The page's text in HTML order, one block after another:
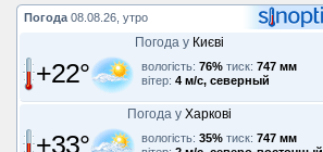
Погода 08.08.26, утро
Погода у Києві
+22° вологість: 76% тиск: 747 мм
вітер: 4 м/с, северный
Погода у Харкові
+33° вологість: 35% тиск: 747 мм